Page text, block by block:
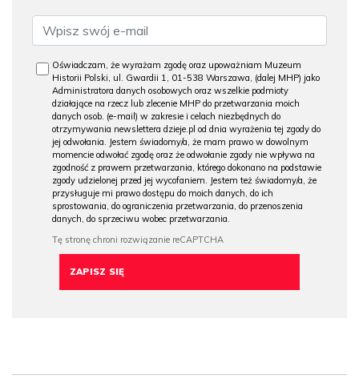
Oświadczam, że wyrażam zgodę oraz upoważniam Muzeum
Historii Polski, ul. Gwardii 1, 01-538 Warszawa, (dalej MHP) jako
Administratora danych osobowych oraz wszelkie podmioty
działające na rzecz lub zlecenie MHP do przetwarzania moich
danych osob. (e-mail) w zakresie i celach niezbędnych do
otrzymywania newslettera dzieje.pl od dnia wyrażenia tej zgody do
jej odwołania. Jestem świadomy/a, że mam prawo w dowolnym
momencie odwołać zgodę oraz że odwołanie zgody nie wpływa na
zgodność z prawem przetwarzania, którego dokonano na podstawie
zgody udzielonej przed jej wycofaniem. Jestem też świadomy/a, że
przysługuje mi prawo dostępu do moich danych, do ich
sprostowania, do ograniczenia przetwarzania, do przenoszenia
danych, do sprzeciwu wobec przetwarzania.